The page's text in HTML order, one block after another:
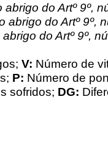
do Artº 9º,
do Artº 9º,
do Artº 9º,
V: Número de
P: Número de
sofridos; DG: